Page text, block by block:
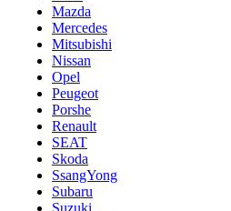
Mazda
Mercedes
Mitsubishi
Nissan
Opel
Peugeot
Porshe
Renault
SEAT
Skoda
SsangYong
Subaru